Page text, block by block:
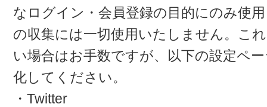
なログイン・会員登録の目的にのみ使
の収集には一切使用いたしません。こ
い場合はお手数ですが、以下の設定ペ
化してください。
・Twitter